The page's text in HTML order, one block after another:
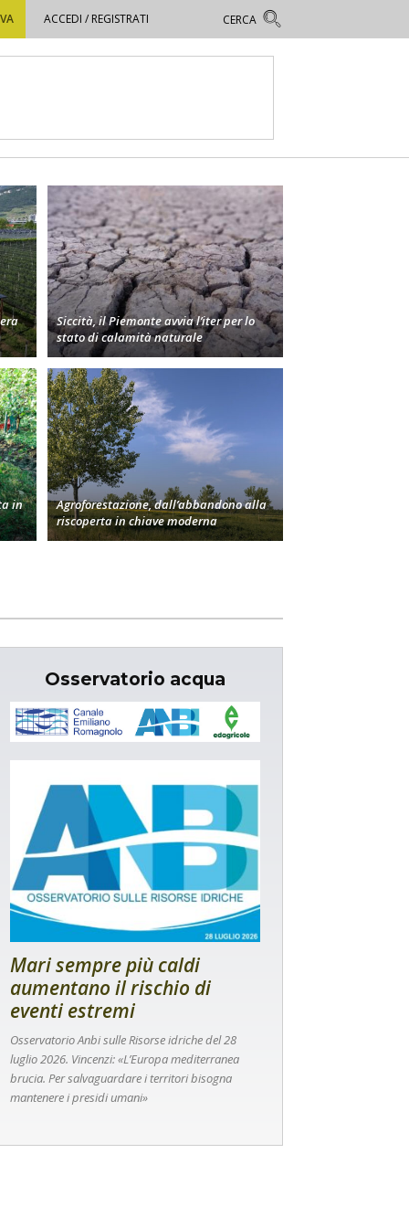
ACCEDI / REGISTRATI
Siccità, il Piemonte avvia l’iter per lo
stato di calamità naturale
in
Agroforestazione, dall’abbandono alla
riscoperta in chiave moderna
Osservatorio acqua
Mari sempre più caldi
aumentano il rischio di
eventi estremi
Osservatorio Anbi sulle Risorse idriche del 28
luglio 2026. Vincenzi: «L’Europa mediterranea
brucia. Per salvaguardare i territori bisogna
mantenere i presidi umani»